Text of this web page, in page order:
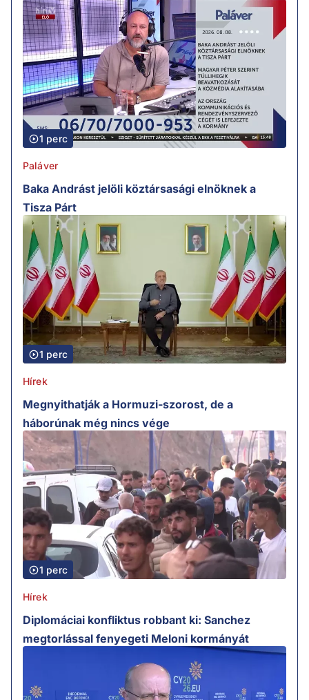
1 perc
Paláver
Baka Andrást jelöli köztársasági elnöknek a
Tisza Párt
1 perc
Hírek
Megnyithatják a Hormuzi-szorost, de a
háborúnak még nincs vége
1 perc
Hírek
Diplomáciai konfliktus robbant ki: Sanchez
megtorlással fenyegeti Meloni kormányát